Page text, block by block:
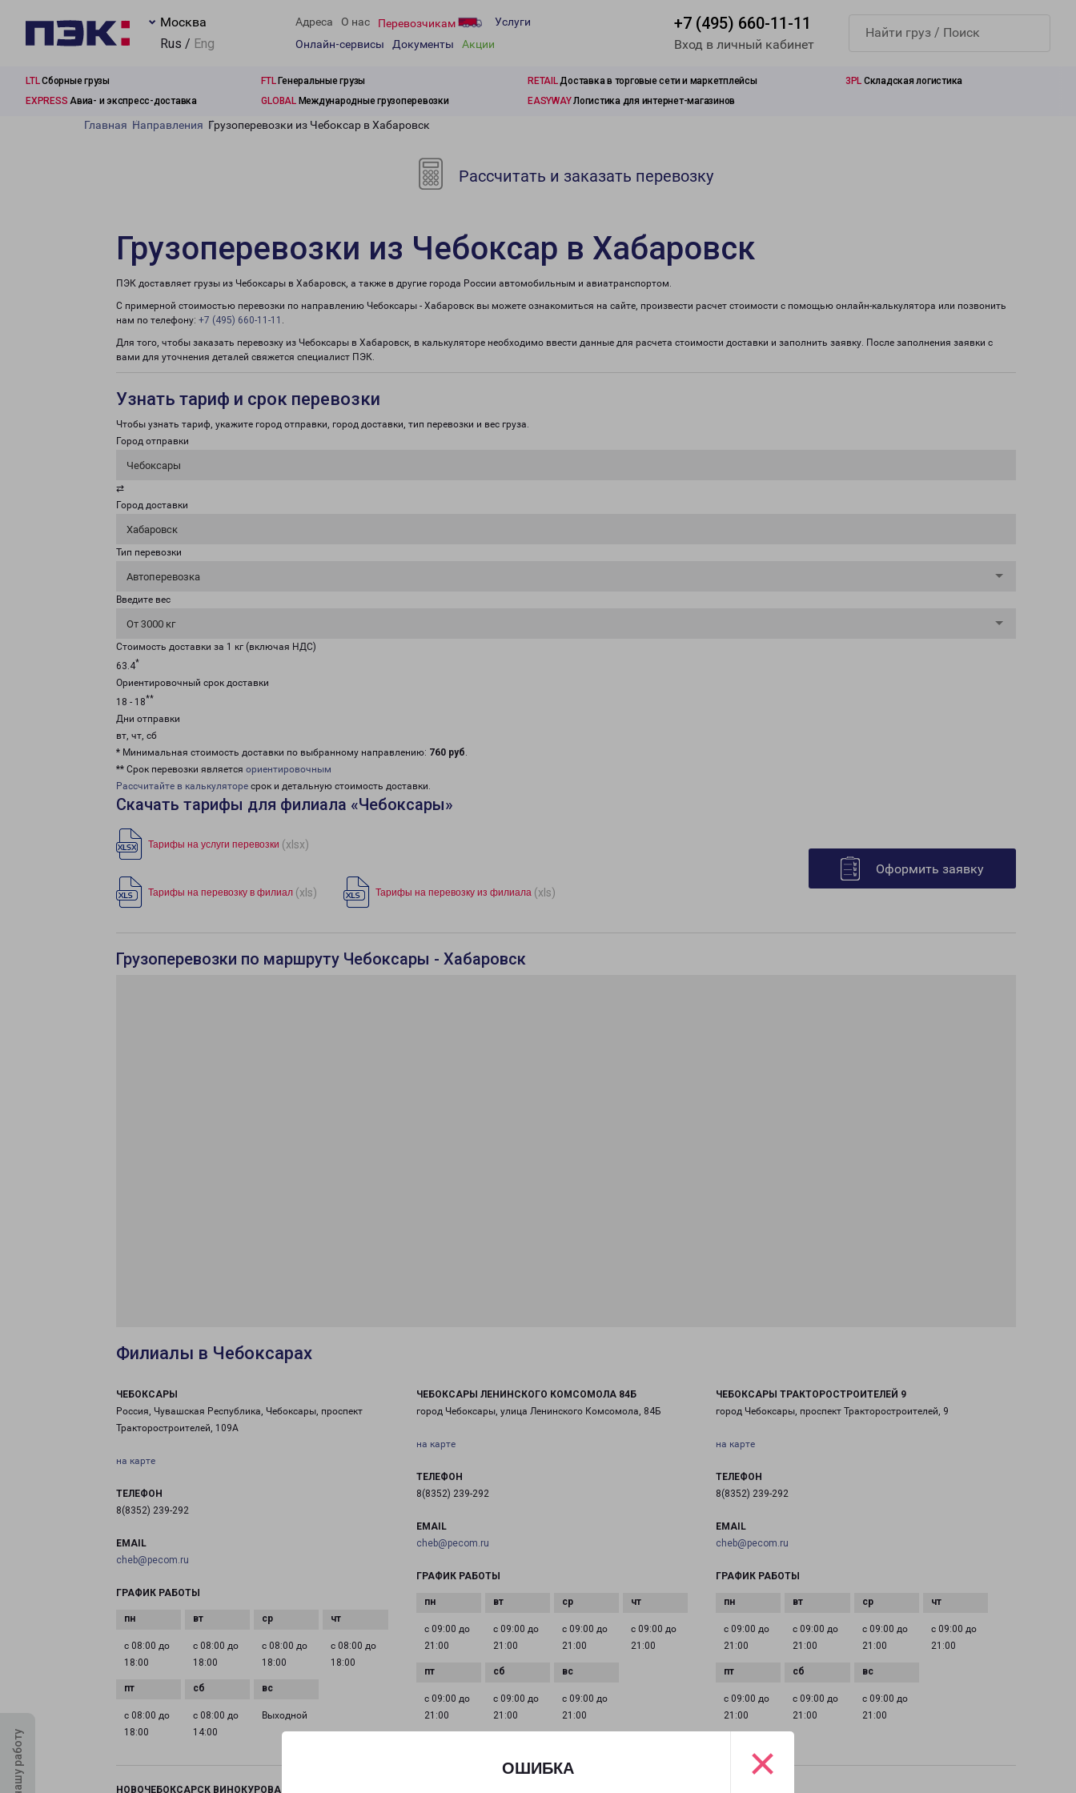
ОШИБКА ×
Москва
Rus / Eng
Адреса О нас Перевозчикам
Услуги
Онлайн-сервисы
Документы Акции
+7 (495) 660-11-11
Вход в личный кабинет
LTLСборные грузы FTLГенеральные грузы RETAILДоставка в торговые сети и маркетплейсы 3PL Складская логистика
EXPRESS Авиа- и экспресс-доставка GLOBALМеждународные грузоперевозки EASYWAYЛогистика для интернет-магазинов
Главная Направления Грузоперевозки из Чебоксар в Хабаровск
Рассчитать и заказать перевозку
Грузоперевозки из Чебоксар в Хабаровск
ПЭК доставляет грузы из Чебоксары в Хабаровск, а также в другие города России автомобильным и авиатранспортом.
С примерной стоимостью перевозки по направлению Чебоксары - Хабаровск вы можете ознакомиться на сайте, произвести расчет стоимости с помощью онлайн-калькулятора или позвонить
нам по телефону: +7 (495) 660-11-11 .
Для того, чтобы заказать перевозку из Чебоксары в Хабаровск, в калькуляторе необходимо ввести данные для расчета стоимости доставки и заполнить заявку. После заполнения заявки с
вами для уточнения деталей свяжется специалист ПЭК.
Узнать тариф и срок перевозки
Чтобы узнать тариф, укажите город отправки, город доставки, тип перевозки и вес груза.
Город отправки
Чебоксары
⇄
Город доставки
Хабаровск
Тип перевозки
Автоперевозка
Введите вес
От 3000 кг
Стоимость доставки за 1 кг (включая НДС)
63.4*
Ориентировочный срок доставки
18 - 18**
Дни отправки
вт, чт, сб
* Минимальная стоимость доставки по выбранному направлению: 760 руб.
** Срок перевозки является ориентировочным
Рассчитайте в калькуляторе срок и детальную стоимость доставки.
Скачать тарифы для филиала «Чебоксары»
Тарифы на услуги перевозки (xlsx)
Тарифы на перевозку в филиал (xls) Тарифы на перевозку из филиала (xls)
Оформить заявку
Грузоперевозки по маршруту Чебоксары - Хабаровск
Филиалы в Чебоксарах
ЧЕБОКСАРЫ
Россия, Чувашская Республика, Чебоксары, проспект
Тракторостроителей, 109А
на карте
ТЕЛЕФОН
8(8352) 239-292
EMAIL
cheb@pecom.ru
ГРАФИК РАБОТЫ
с 08:00 до
18:00
с 08:00 до
18:00
с 08:00 до
18:00
с 08:00 до
18:00
с 08:00 до
18:00
с 08:00 до
14:00
Выходной
ЧЕБОКСАРЫ ЛЕНИНСКОГО КОМСОМОЛА 84Б
город Чебоксары, улица Ленинского Комсомола, 84Б
на карте
ТЕЛЕФОН
8(8352) 239-292
EMAIL
cheb@pecom.ru
ГРАФИК РАБОТЫ
с 09:00 до
21:00
с 09:00 до
21:00
с 09:00 до
21:00
с 09:00 до
21:00
с 09:00 до
21:00
с 09:00 до
21:00
с 09:00 до
21:00
ЧЕБОКСАРЫ ТРАКТОРОСТРОИТЕЛЕЙ 9
город Чебоксары, проспект Тракторостроителей, 9
на карте
ТЕЛЕФОН
8(8352) 239-292
EMAIL
cheb@pecom.ru
ГРАФИК РАБОТЫ
с 09:00 до
21:00
с 09:00 до
21:00
с 09:00 до
21:00
с 09:00 до
21:00
с 09:00 до
21:00
с 09:00 до
21:00
с 09:00 до
21:00
НОВОЧЕБОКСАРСК ВИНОКУРОВА 99